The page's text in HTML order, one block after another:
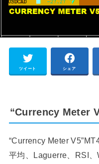
ツイート シェア
“Currency Meter
“Currency Meter
平均、Laguerre、RSI